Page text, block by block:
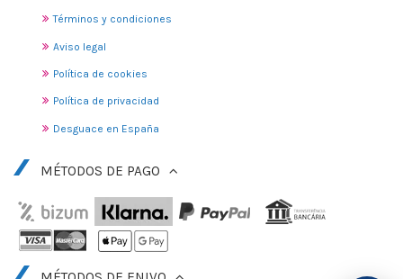
Términos y condiciones
Aviso legal
Política de cookies
Política de privacidad
Desguace en España
MÉTODOS DE PAGO